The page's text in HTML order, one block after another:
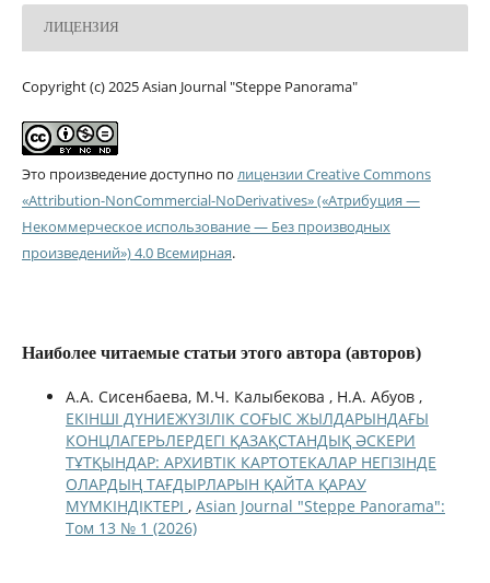
ЛИЦЕНЗИЯ
Copyright (c) 2025 Asian Journal "Steppe Panorama"
Это произведение доступно по лицензии Creative Commons
«Attribution-NonCommercial-NoDerivatives» («Атрибуция —
Некоммерческое использование — Без производных
произведений») 4.0 Всемирная.
Наиболее читаемые статьи этого автора (авторов)
А.А. Сисенбаева, М.Ч. Калыбекова , Н.А. Абуов ,
ЕКІНШІ ДҮНИЕЖҮЗІЛІК СОҒЫС ЖЫЛДАРЫНДАҒЫ
КОНЦЛАГЕРЬЛЕРДЕГІ ҚАЗАҚСТАНДЫҚ ӘСКЕРИ
ТҰТҚЫНДАР: АРХИВТІК КАРТОТЕКАЛАР НЕГІЗІНДЕ
ОЛАРДЫҢ ТАҒДЫРЛАРЫН ҚАЙТА ҚАРАУ
МҮМКІНДІКТЕРІ , Asian Journal "Steppe Panorama":
Том 13 № 1 (2026)